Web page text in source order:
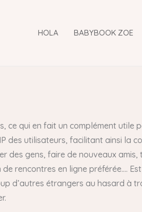
HOLA BABYBOOK ZOE
ce qui en fait un complément
des utilisateurs, facilitant ainsi la
des gens, faire de nouveaux
rencontres en ligne préférée….
étrangers au hasard à